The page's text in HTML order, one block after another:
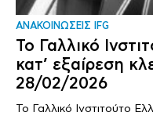
ΑΝΑΚΟΙΝΩΣΕΙΣ IFG
Το Γαλλικό
κατ’ εξαίρεση
28/02/2026
Το Γαλλικό Ινστιτούτο